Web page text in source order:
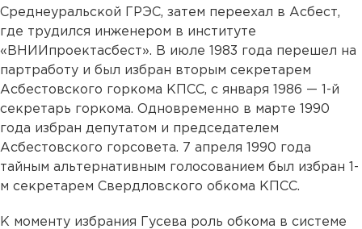
Среднеуральской ГРЭС, затем переехал в Асбест,
где трудился инженером в институте
«ВНИИпроектасбест». В июле 1983 года перешел на
партработу и был избран вторым секретарем
Асбестовского горкома КПСС, с января 1986 — 1-й
секретарь горкома. Одновременно в марте 1990
года избран депутатом и председателем
Асбестовского горсовета. 7 апреля 1990 года
тайным альтернативным голосованием был избран 1-
м секретарем Свердловского обкома КПСС.
К моменту избрания Гусева роль обкома в системе